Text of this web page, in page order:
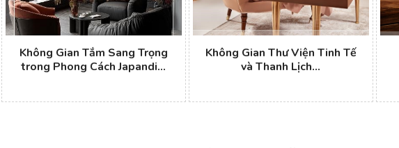
Không Gian Tắm Sang Trọng
trong Phong Cách Japandi...
Không Gian Thư Viện Tinh Tế
và Thanh Lịch...